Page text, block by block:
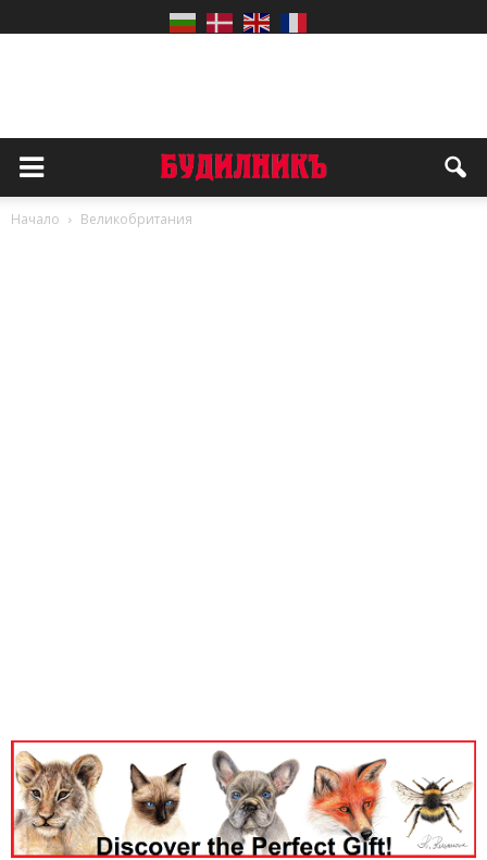
Начало Великобритания